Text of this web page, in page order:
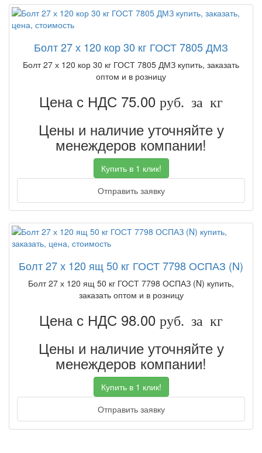
Болт 27 х 120 кор 30 кг ГОСТ 7805 ДМЗ
Болт 27 х 120 кор 30 кг ГОСТ 7805 ДМЗ купить, заказать
оптом и в розницу
Цена с НДС 75.00 руб. за кг
Цены и наличие уточняйте у
менеждеров компании!
Купить в 1 клик!
Отправить заявку
Болт 27 х 120 ящ 50 кг ГОСТ 7798 ОСПАЗ (N)
Болт 27 х 120 ящ 50 кг ГОСТ 7798 ОСПАЗ (N) купить,
заказать оптом и в розницу
Цена с НДС 98.00 руб. за кг
Цены и наличие уточняйте у
менеждеров компании!
Купить в 1 клик!
Отправить заявку